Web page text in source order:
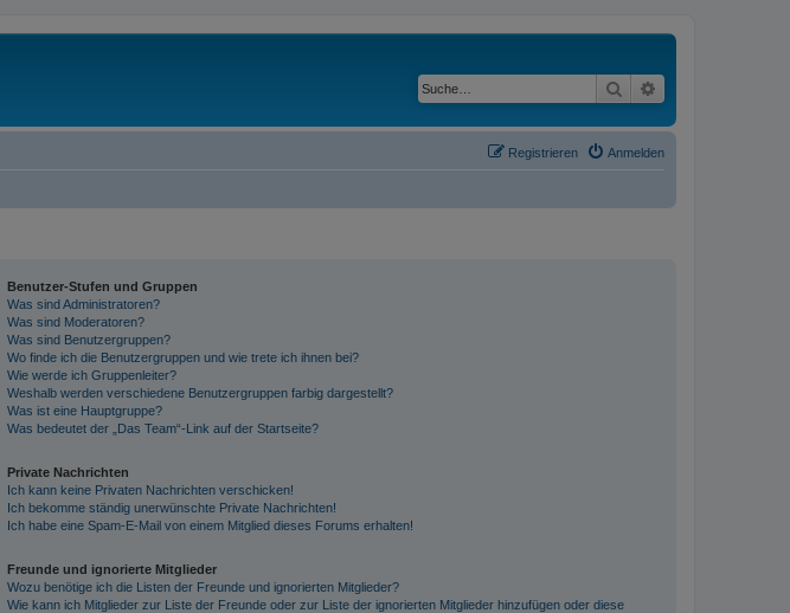
Suche
Anmelden
Registrieren
Benutzer-Stufen und Gruppen
Was sind Administratoren?
Was sind Moderatoren?
Was sind Benutzergruppen?
Wo finde ich die Benutzergruppen und wie trete ich ihnen bei?
Wie werde ich Gruppenleiter?
Weshalb werden verschiedene Benutzergruppen farbig dargestellt?
Was ist eine Hauptgruppe?
Was bedeutet der „Das Team“-Link auf der Startseite?
Private Nachrichten
Ich kann keine Privaten Nachrichten verschicken!
Ich bekomme ständig unerwünschte Private Nachrichten!
Ich habe eine Spam-E-Mail von einem Mitglied dieses Forums erhalten!
Freunde und ignorierte Mitglieder
Wozu benötige ich die Listen der Freunde und ignorierten Mitglieder?
Wie kann ich Mitglieder zur Liste der Freunde oder zur Liste der ignorierten Mitglieder hinzufügen oder diese